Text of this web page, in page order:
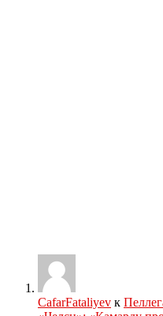
CafarFataliyev к